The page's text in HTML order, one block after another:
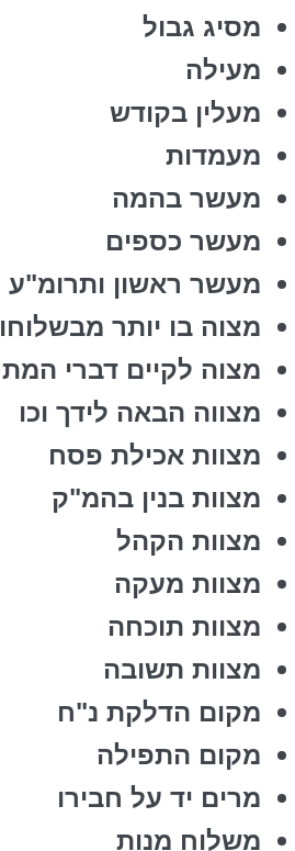
מסיג גבול
מעילה
מעלין בקודש
מעמדות
מעשר בהמה
מעשר כספים
מעשר ראשון ותרומ"ע
מצוה בו יותר מבשלוחו
מצוה לקיים דברי המת
מצווה הבאה לידך וכו
מצוות אכילת פסח
מצוות בנין בהמ"ק
מצוות הקהל
מצוות מעקה
מצוות תוכחה
מצוות תשובה
מקום הדלקת נ"ח
מקום התפילה
מרים יד על חבירו
משלוח מנות